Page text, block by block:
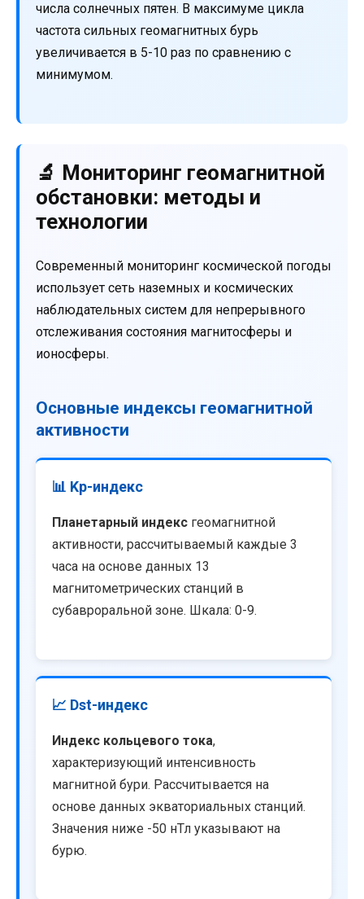
числа солнечных пятен. В максимуме цикла
частота сильных геомагнитных бурь
увеличивается в 5-10 раз по сравнению с
минимумом.
🔬 Мониторинг геомагнитной
обстановки: методы и
технологии
Современный мониторинг космической погоды
использует сеть наземных и космических
наблюдательных систем для непрерывного
отслеживания состояния магнитосферы и
ионосферы.
Основные индексы геомагнитной
активности
📊 Kp-индекс
Планетарный индекс геомагнитной
активности, рассчитываемый каждые 3
часа на основе данных 13
магнитометрических станций в
субавроральной зоне. Шкала: 0-9.
📈 Dst-индекс
Индекс кольцевого тока,
характеризующий интенсивность
магнитной бури. Рассчитывается на
основе данных экваториальных станций.
Значения ниже -50 нТл указывают на
бурю.